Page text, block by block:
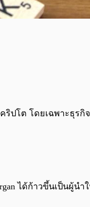
ปโต โดยเฉพาะธุร
ได้ก้าวขึ้นเป็น